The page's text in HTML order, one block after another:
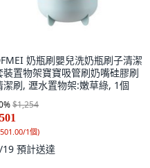
奶瓶刷嬰兒洗奶瓶刷子清潔
裝置物架寶寶吸管刷奶嘴硅膠刷
潔刷, 瀝水置物架:嫩草綠, 1個
%$1,254
1個)
19 預計送達